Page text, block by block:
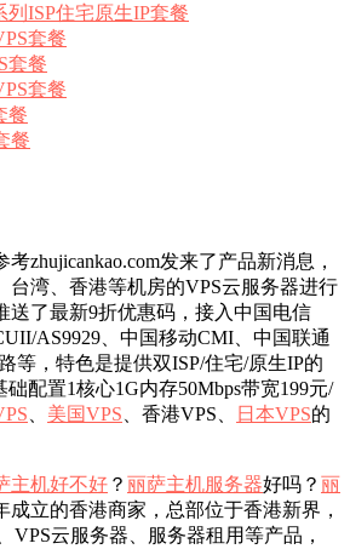
列ISP住宅原生IP套餐
套餐
套餐
套餐
餐
餐
考zhujicankao.com发来了产品新消息，
台湾、香港等机房的VPS云服务器进行
送了最新9折优惠码，接入中国电信
AS9929、中国移动CMI、中国联通
等，特色是提供双ISP/住宅/原生IP的
配置1核心1G内存50Mbps带宽199元/
美国VPS 、香港VPS、 日本VPS的
主机好不好 ？ 丽萨主机服务器好吗？ 丽
成立的香港商家，总部位于香港新界，
VPS云服务器、服务器租用等产品，